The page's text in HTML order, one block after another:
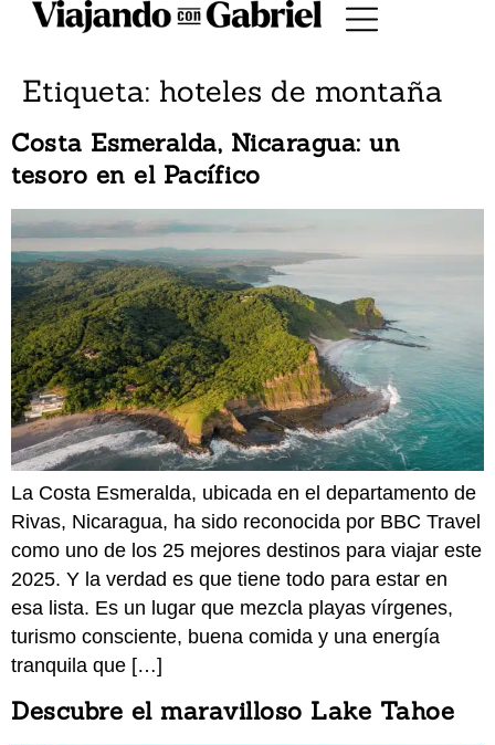
Etiqueta: hoteles de montaña
Costa Esmeralda, Nicaragua: un
tesoro en el Pacífico
La Costa Esmeralda, ubicada en el departamento de
Rivas, Nicaragua, ha sido reconocida por BBC Travel
como uno de los 25 mejores destinos para viajar este
2025. Y la verdad es que tiene todo para estar en
esa lista. Es un lugar que mezcla playas vírgenes,
turismo consciente, buena comida y una energía
tranquila que […]
Descubre el maravilloso Lake Tahoe